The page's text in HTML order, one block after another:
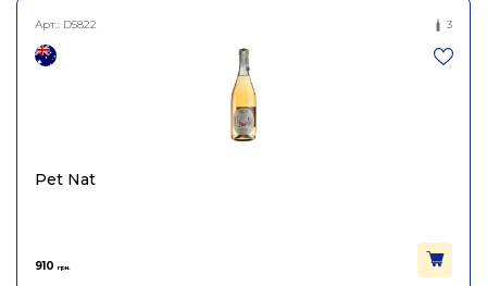
Арт.: D5822 3
Pet Nat
910 грн.